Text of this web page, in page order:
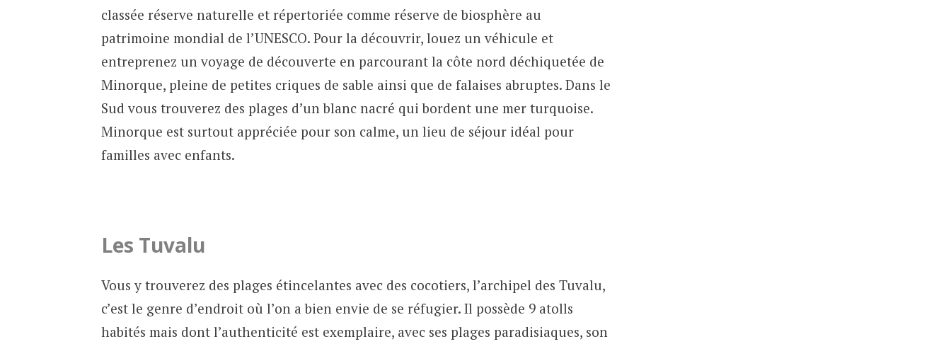
classée réserve naturelle et répertoriée comme réserve de biosphère au
patrimoine mondial de l’UNESCO. Pour la découvrir, louez un véhicule et
entreprenez un voyage de découverte en parcourant la côte nord déchiquetée de
Minorque, pleine de petites criques de sable ainsi que de falaises abruptes. Dans le
Sud vous trouverez des plages d’un blanc nacré qui bordent une mer turquoise.
Minorque est surtout appréciée pour son calme, un lieu de séjour idéal pour
familles avec enfants.
Les Tuvalu
Vous y trouverez des plages étincelantes avec des cocotiers, l’archipel des Tuvalu,
c’est le genre d’endroit où l’on a bien envie de se réfugier. Il possède 9 atolls
habités mais dont l’authenticité est exemplaire, avec ses plages paradisiaques, son